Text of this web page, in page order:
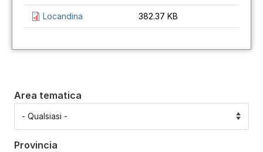
Locandina 382.37 KB
Area tematica
Provincia